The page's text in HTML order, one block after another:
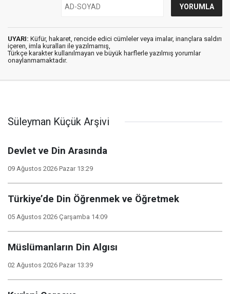
UYARI: Küfür, hakaret, rencide edici cümleler veya imalar, inançlara saldırı
içeren, imla kuralları ile yazılmamış,
Türkçe karakter kullanılmayan ve büyük harflerle yazılmış yorumlar
onaylanmamaktadır.
Süleyman Küçük Arşivi
Devlet ve Din Arasında
09 Ağustos 2026 Pazar 13:29
Türkiye’de Din Öğrenmek ve Öğretmek
05 Ağustos 2026 Çarşamba 14:09
Müslümanların Din Algısı
02 Ağustos 2026 Pazar 13:39